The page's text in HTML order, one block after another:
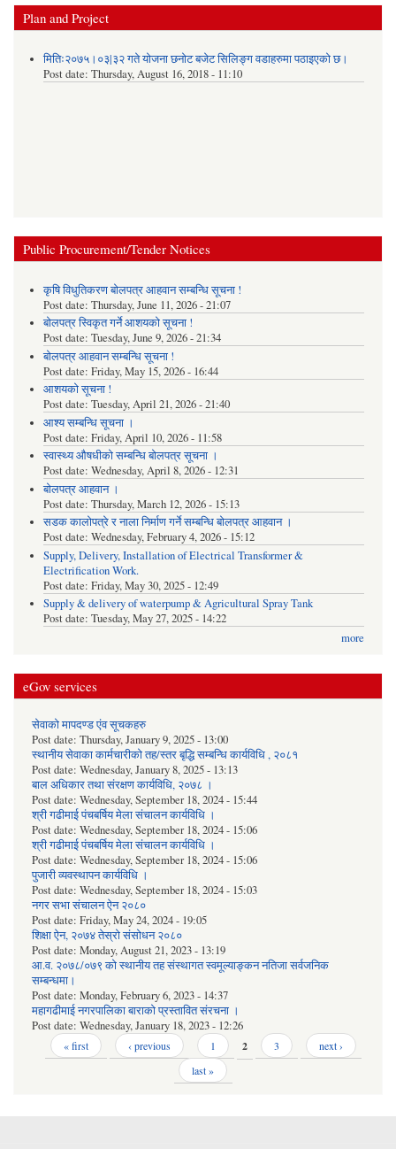
Plan and Project
मितिः२०७५।०३|३२ गते योजना छनोट बजेट सिलिङ्ग वडाहरुमा पठाइएको छ​।
Post date: Thursday, August 16, 2018 - 11:10
Public Procurement/Tender Notices
कृषि विधुतिकरण बोलपत्र आहवान सम्बन्धि सूचना !
Post date: Thursday, June 11, 2026 - 21:07
बोलपत्र स्विकृत गर्ने आशयको सूचना !
Post date: Tuesday, June 9, 2026 - 21:34
बोलपत्र आहवान सम्बन्धि सूचना !
Post date: Friday, May 15, 2026 - 16:44
आशयको सूचना !
Post date: Tuesday, April 21, 2026 - 21:40
आश्य सम्बन्धि सूचना ।
Post date: Friday, April 10, 2026 - 11:58
स्वास्थ्य औषधीको सम्बन्धि बोलपत्र सूचना ।
Post date: Wednesday, April 8, 2026 - 12:31
बोलपत्र आहवान ।
Post date: Thursday, March 12, 2026 - 15:13
सडक कालोपत्रे र नाला निर्माण गर्ने सम्बन्धि बोलपत्र आहवान ।
Post date: Wednesday, February 4, 2026 - 15:12
Supply, Delivery, Installation of Electrical Transformer &
Electrification Work.
Post date: Friday, May 30, 2025 - 12:49
Supply & delivery of waterpump & Agricultural Spray Tank
Post date: Tuesday, May 27, 2025 - 14:22
more
eGov services
सेवाको मापदण्ड एंव सूचकहरु
Post date: Thursday, January 9, 2025 - 13:00
स्थानीय सेवाका कार्मचारीको तह/स्तर बृद्धि सम्बन्धि कार्यविधि , २०८१
Post date: Wednesday, January 8, 2025 - 13:13
बाल अधिकार तथा संरक्षण कार्यविधि, २०७८ ।
Post date: Wednesday, September 18, 2024 - 15:44
श्री गढीमाई पंचबर्षिय मेला संचालन कार्यविधि ।
Post date: Wednesday, September 18, 2024 - 15:06
श्री गढीमाई पंचबर्षिय मेला संचालन कार्यविधि ।
Post date: Wednesday, September 18, 2024 - 15:06
पुजारी व्यवस्थापन कार्यविधि ।
Post date: Wednesday, September 18, 2024 - 15:03
नगर सभा संचालन ऐन २०८०
Post date: Friday, May 24, 2024 - 19:05
शिक्षा ऐन, २०७४ तेस्रो संसोधन २०८०
Post date: Monday, August 21, 2023 - 13:19
आ.व. २०७८/०७९ को स्थानीय तह संस्थागत स्वमूल्याङ्कन नतिजा सर्वजनिक
सम्बन्धमा।
Post date: Monday, February 6, 2023 - 14:37
महागढीमाई नगरपालिका बाराको प्रस्तावित संरचना ।
Post date: Wednesday, January 18, 2023 - 12:26
Pages« first ‹ previous 1 2 3
next ›
last »